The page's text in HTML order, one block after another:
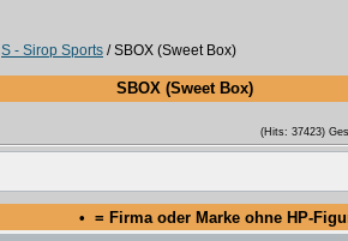
S - Sirop Sports / SBOX (Sweet Box)
SBOX (Sweet Box)
(Hits: 37423)
• = Firma oder Marke ohne HP-